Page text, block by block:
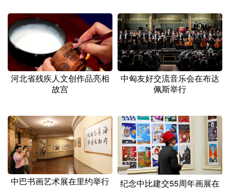
河北省残疾人文创作品亮相
故宫
中匈友好交流音乐会在布达
佩斯举行
中巴书画艺术展在里约举行
纪念中比建交55周年画展在